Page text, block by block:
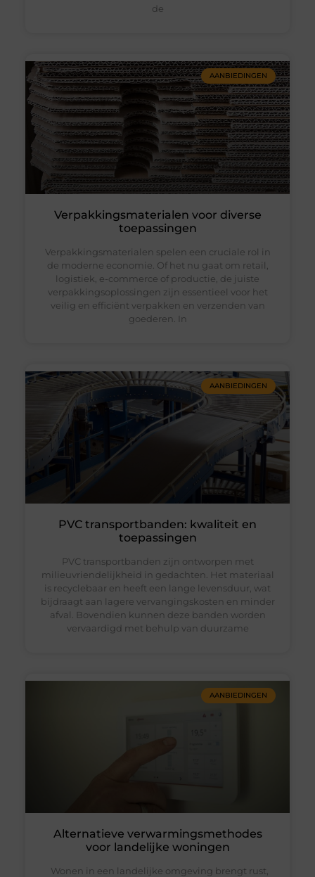
de
AANBIEDINGEN
Verpakkingsmaterialen voor diverse
toepassingen
Verpakkingsmaterialen spelen een cruciale rol in
de moderne economie. Of het nu gaat om retail,
logistiek, e-commerce of productie, de juiste
verpakkingsoplossingen zijn essentieel voor het
veilig en efficiënt verpakken en verzenden van
goederen. In
AANBIEDINGEN
PVC transportbanden: kwaliteit en
toepassingen
PVC transportbanden zijn ontworpen met
milieuvriendelijkheid in gedachten. Het materiaal
is recyclebaar en heeft een lange levensduur, wat
bijdraagt aan lagere vervangingskosten en minder
afval. Bovendien kunnen deze banden worden
vervaardigd met behulp van duurzame
AANBIEDINGEN
Alternatieve verwarmingsmethodes
voor landelijke woningen
Wonen in een landelijke omgeving brengt rust,